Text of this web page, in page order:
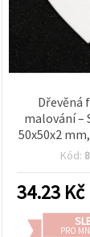
Dřevěná
malování –
50x50x2
Kód:
34.23 Kč
PRO